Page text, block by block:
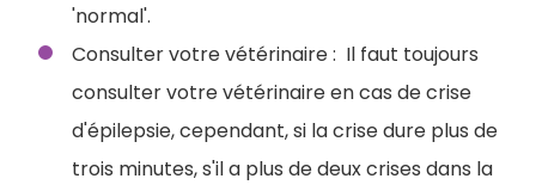
'normal'.
Consulter votre vétérinaire : Il faut toujours
consulter votre vétérinaire en cas de crise
d'épilepsie, cependant, si la crise dure plus de
trois minutes, s'il a plus de deux crises dans la